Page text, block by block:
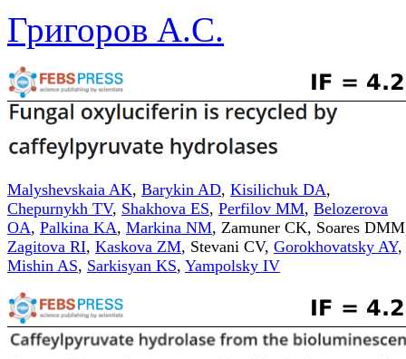
Григоров А.С.
Malyshevskaia AK, Barykin AD, Kisilichuk DA,
Chepurnykh TV, Shakhova ES, Perfilov MM, Belozerova
OA, Palkina KA, Markina NM, Zamuner CK, Soares DMM
Zagitova RI, Kaskova ZM, Stevani CV, Gorokhovatsky AY,
Mishin AS, Sarkisyan KS, Yampolsky IV